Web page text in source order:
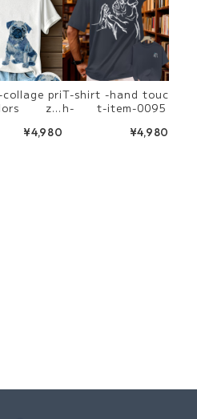
¥4,980
T-shirt -hand touc
h- t-item-0095
¥4,980